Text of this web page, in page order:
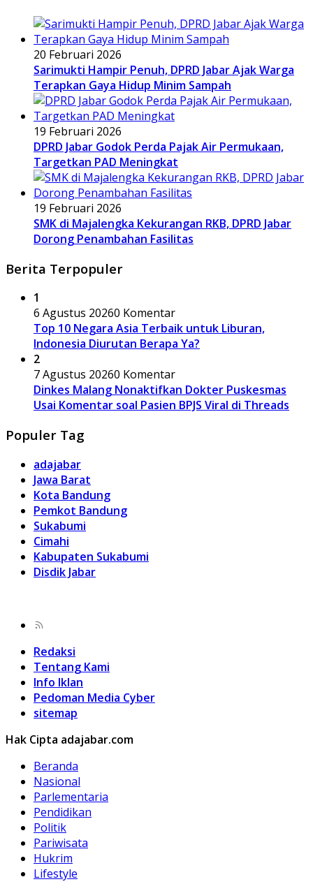
20 Februari 2026
Sarimukti Hampir Penuh, DPRD Jabar Ajak Warga
Terapkan Gaya Hidup Minim Sampah
19 Februari 2026
DPRD Jabar Godok Perda Pajak Air Permukaan,
Targetkan PAD Meningkat
19 Februari 2026
SMK di Majalengka Kekurangan RKB, DPRD Jabar
Dorong Penambahan Fasilitas
Berita Terpopuler
1
6 Agustus 20260 Komentar
Top 10 Negara Asia Terbaik untuk Liburan,
Indonesia Diurutan Berapa Ya?
2
7 Agustus 20260 Komentar
Dinkes Malang Nonaktifkan Dokter Puskesmas
Usai Komentar soal Pasien BPJS Viral di Threads
Populer Tag
adajabar
Jawa Barat
Kota Bandung
Pemkot Bandung
Sukabumi
Cimahi
Kabupaten Sukabumi
Disdik Jabar
Redaksi
Tentang Kami
Info Iklan
Pedoman Media Cyber
sitemap
Hak Cipta adajabar.com
Beranda